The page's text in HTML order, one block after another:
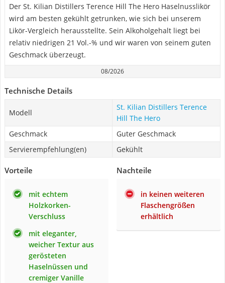
Der St. Kilian Distillers Terence Hill The Hero Haselnusslikör
wird am besten gekühlt getrunken, wie sich bei unserem
Likör-Vergleich herausstellte. Sein Alkoholgehalt liegt bei
relativ niedrigen 21 Vol.-% und wir waren von seinem guten
Geschmack überzeugt.
08/2026
Technische Details
Modell
St. Kilian Distillers Terence
Hill The Hero
Geschmack
Guter Geschmack
Servierempfehlung(en)
Gekühlt
Vorteile
mit echtem
Holzkorken-
Verschluss
mit eleganter,
weicher Textur aus
gerösteten
Haselnüssen und
cremiger Vanille
Nachteile
in keinen weiteren
Flaschengrößen
erhältlich